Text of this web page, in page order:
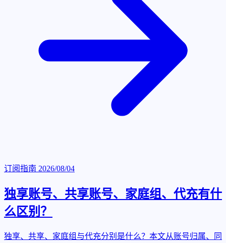
订阅指南 2026/08/04
独享账号、共享账号、家庭组、代充有什
么区别？
独享、共享、家庭组与代充分别是什么？本文从账号归属、同